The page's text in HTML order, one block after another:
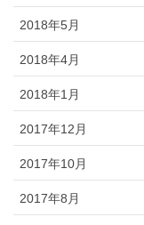
2018年5月
2018年4月
2018年1月
2017年12月
2017年10月
2017年8月